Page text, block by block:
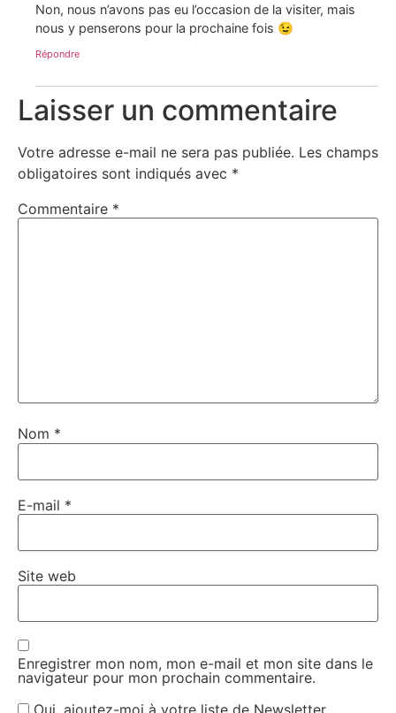
Non, nous n’avons pas eu l’occasion de la visiter, mais
nous y penserons pour la prochaine fois 😉
Répondre
Laisser un commentaire
Votre adresse e-mail ne sera pas publiée. Les champs
obligatoires sont indiqués avec *
Commentaire *
Nom *
E-mail *
Site web
Enregistrer mon nom, mon e-mail et mon site dans le
navigateur pour mon prochain commentaire.
Oui, ajoutez-moi à votre liste de Newsletter